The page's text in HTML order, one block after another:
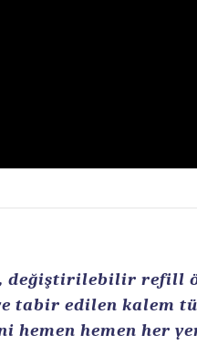
değiştirilebilir refill
edilen kalem
hemen her